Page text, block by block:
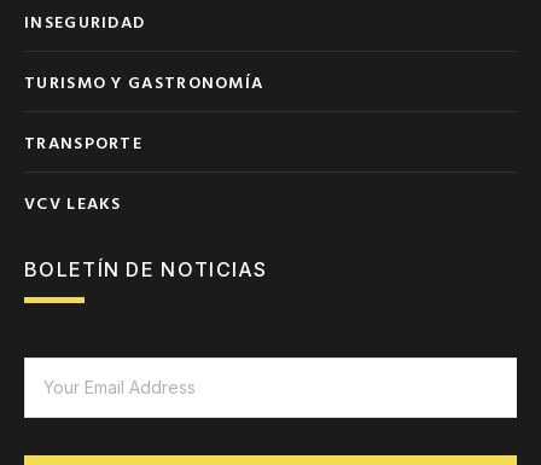
INSEGURIDAD
TURISMO Y GASTRONOMÍA
TRANSPORTE
VCV LEAKS
BOLETÍN DE NOTICIAS